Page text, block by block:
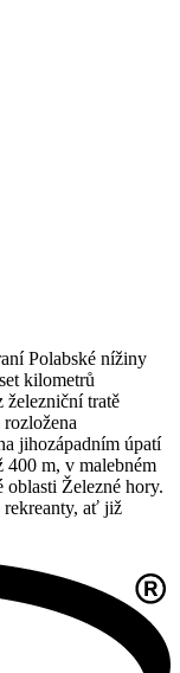
Polabské nížiny
kilometrů
železniční tratě
jihozápadním úpatí
400 m, v malebném
oblasti Železné hory.
rekreanty, ať již